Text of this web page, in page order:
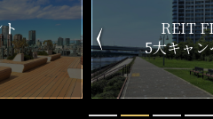
ン
リアル
更新一覧